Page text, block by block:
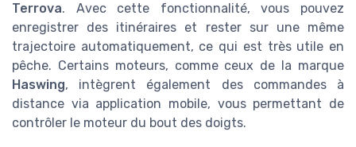
Terrova. Avec cette fonctionnalité, vous pouvez
enregistrer des itinéraires et rester sur une même
trajectoire automatiquement, ce qui est très utile en
pêche. Certains moteurs, comme ceux de la marque
Haswing, intègrent également des commandes à
distance via application mobile, vous permettant de
contrôler le moteur du bout des doigts.